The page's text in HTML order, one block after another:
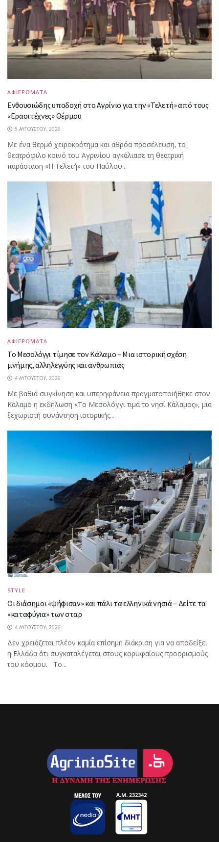
ΑΦΙΕΡΩΜΑΤΑ
Ενθουσιώδης υποδοχή στο Αγρίνιο για την «Τελετή» από τους
«Ερασιτέχνες» Θέρμου
5 ΑΥΓΟΎΣΤΟΥ, 2026
Με ένα θερμό χειροκρότημα και αθρόα προσέλευση, το
θεατρόφιλο κοινό του Αγρινίου αγκάλιασε τη θεατρική
παράσταση «Η Τελετή» του Παύλου...
ΑΦΙΕΡΩΜΑΤΑ
Το Μεσολόγγι τίμησε τον Κάλαμο – Μια ιστορική σχέση
μνήμης, αλληλεγγύης και ανθρωπιάς
4 ΑΥΓΟΎΣΤΟΥ, 2026
Με βαθιά συγκίνηση και υπερηφάνεια πραγματοποιήθηκε στον
Κάλαμο η εκδήλωση «Το Μεσολόγγι τιμά το νησί Κάλαμος», μια
ξεχωριστή συνάντηση ιστορικής...
STYLE
Οι διάσημοι «ψήφισαν» και πάλι τα ελληνικά νησιά – Δείτε τα
«καταφύγια» των σταρ
4 ΑΥΓΟΎΣΤΟΥ, 2026
Δεν χρειάζεται πλέον καμία επίσημη διάκριση για να αποδείξει
η Ελλάδα ότι συγκαταλέγεται στους κορυφαίους προορισμούς
του κόσμου. Το...